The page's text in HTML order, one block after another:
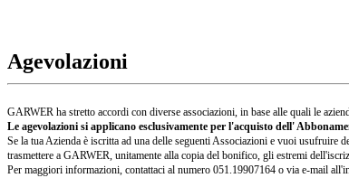
Agevolazioni
GARWER ha stretto accordi con diverse associazioni, in base alle quali le
Le agevolazioni si applicano esclusivamente per l'acquisto dell'
Se la tua Azienda è iscritta ad una delle seguenti Associazioni e vuoi
trasmettere a GARWER, unitamente alla copia del bonifico, gli estremi
Per maggiori informazioni, contattaci al numero 051.19907164 o via e-mail